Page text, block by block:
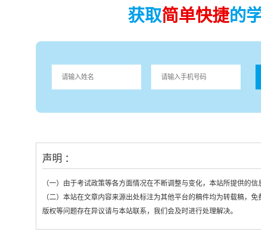
获取简单快捷的
声明 ：
（一）由于考试政策等各方面情况在不断调整与变化，本站所提供的
（二）本站在文章内容来源出处标注为其他平台的稿件均为转载稿，
版权等问题存在异议请与本站联系，我们会及时进行处理解决。